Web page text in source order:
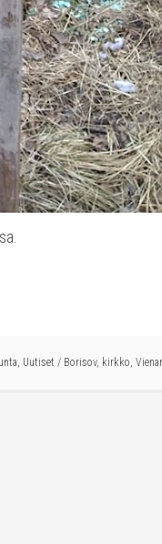
, Uutiset / Borisov, kirkko,